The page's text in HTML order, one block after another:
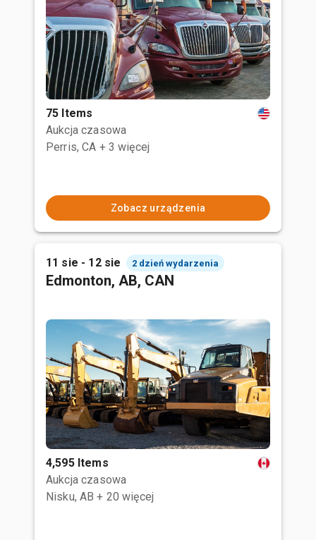
75 Items
Aukcja czasowa
Perris, CA + 3 więcej
Zobacz urządzenia
11 sie - 12 sie 2 dzień wydarzenia
Edmonton, AB, CAN
4,595 Items
Aukcja czasowa
Nisku, AB + 20 więcej